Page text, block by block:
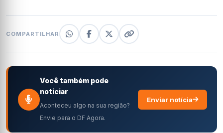
COMPARTILHAR
Você também pode
noticiar
Aconteceu algo na sua região?
Envie para o DF Agora.
Enviar notícia